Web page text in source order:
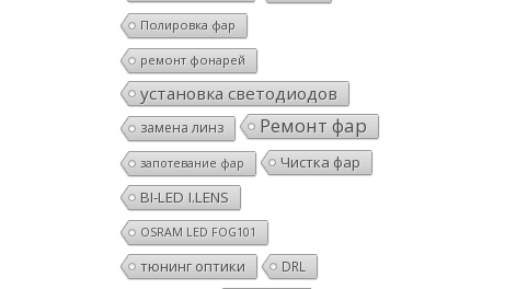
Полировка фар
ремонт фонарей
установка светодиодов
замена линз Ремонт фар
запотевание фар
Чистка фар
BI-LED I.LENS
OSRAM LED FOG101
тюнинг оптики DRL